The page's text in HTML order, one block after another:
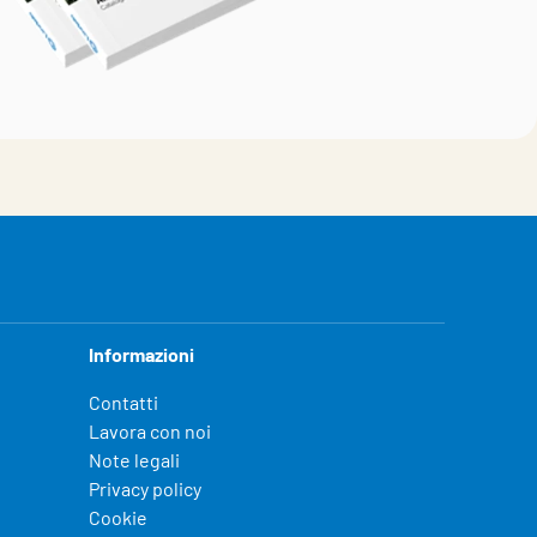
Informazioni
Contatti
Lavora con noi
Note legali
Privacy policy
Cookie